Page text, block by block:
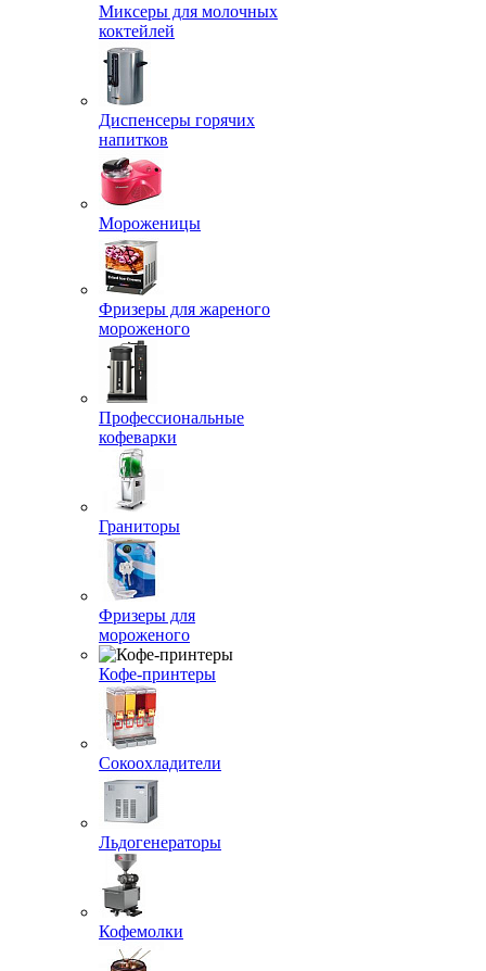
Миксеры для молочных
коктейлей
Диспенсеры горячих
напитков
Мороженицы
Фризеры для жареного
мороженого
Профессиональные
кофеварки
Граниторы
Фризеры для
мороженого
Кофе-принтеры
Сокоохладители
Льдогенераторы
Кофемолки